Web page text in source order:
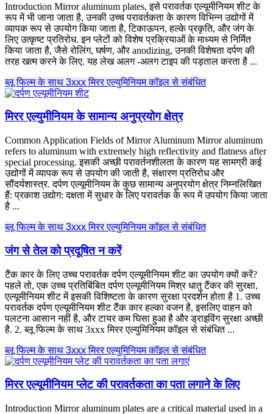
Introduction Mirror aluminum plates, इसे परावर्तक एल्यूमीनियम शीट के
रूप में भी जाना जाता है, उनकी उच्च परावर्तकता के कारण विभिन्न उद्योगों में
व्यापक रूप से उपयोग किया जाता है, टिकाऊपन, हल्के प्रकृति, और जंग के
लिए उत्कृष्ट प्रतिरोध. इन प्लेटों को विशेष प्रक्रियाओं के माध्यम से निर्मित
किया जाता है, जैसे रोलिंग, घर्षण, और anodizing, उनकी विशेषता दर्पण की
तरह खत्म करने के लिए. यह लेख अलग -अलग टाइप की पड़ताल करता है ...
ब्लू फिल्म के साथ 3xxx मिरर एल्युमिनियम कॉइल से संबंधित
मिरर एल्युमीनियम के सामान्य अनुप्रयोग क्षेत्र
Common Application Fields of Mirror Aluminum Mirror aluminum
refers to aluminum with extremely high reflectivity and flatness after
special processing. इसकी अच्छी परावर्तनशीलता के कारण यह सामग्री कई
उद्योगों में व्यापक रूप से उपयोग की जाती है, संक्षारण प्रतिरोध और
सौंदर्यशास्त्र. दर्पण एल्यूमीनियम के कुछ सामान्य अनुप्रयोग क्षेत्र निम्नलिखित
हैं: प्रकाश उद्योग: दक्षता में सुधार के लिए परावर्तक के रूप में उपयोग किया जाता
है ...
ब्लू फिल्म के साथ 3xxx मिरर एल्युमिनियम कॉइल से संबंधित
जंग से तेल को प्रदूषित न करें
टैंक कार के लिए उच्च परावर्तक दर्पण एल्यूमीनियम शीट का उपयोग क्यों करें?
पहले तो, एक उच्च प्रतिबिंबित दर्पण एल्यूमीनियम मिश्र धातु टैंकर की सुरक्षा,
एल्यूमीनियम शीट में इसकी विशिष्टता के कारण सुरक्षा प्रदर्शन होता है 1. उच्च
परावर्तक दर्पण एल्यूमीनियम शीट टैंक कार हल्का वजन है, इसलिए वाहन को
पलटना आसान नहीं है, और टायर कम घिसा हुआ है और ड्राइविंग सुरक्षा अच्छी
है. 2. ब्लू फिल्म के साथ 3xxx मिरर एल्युमिनियम कॉइल से संबंधित ...
ब्लू फिल्म के साथ 3xxx मिरर एल्युमिनियम कॉइल से संबंधित
मिरर एल्यूमीनियम प्लेट की परावर्तकता का पता लगाने के लिए
Introduction Mirror aluminum plates are a critical material used in a